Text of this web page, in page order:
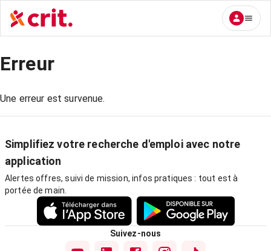
Erreur
Une erreur est survenue.
Simplifiez votre recherche d'emploi avec notre
application
Alertes offres, suivi de mission, infos pratiques : tout est à
portée de main.
Suivez-nous